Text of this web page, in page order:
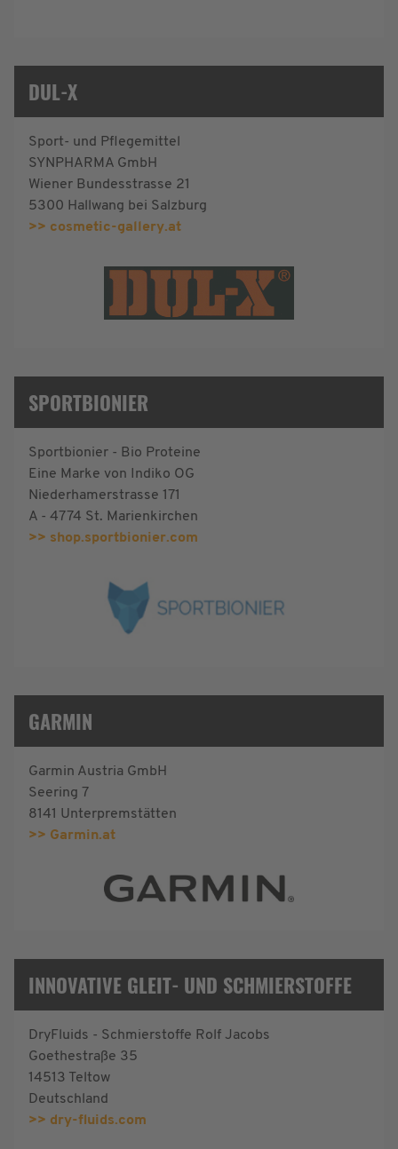
DUL-X
Sport- und Pflegemittel
SYNPHARMA GmbH
Wiener Bundesstrasse 21
5300 Hallwang bei Salzburg
>> cosmetic-gallery.at
SPORTBIONIER
Sportbionier - Bio Proteine
Eine Marke von Indiko OG
Niederhamerstrasse 171
A - 4774 St. Marienkirchen
>> shop.sportbionier.com
GARMIN
Garmin Austria GmbH
Seering 7
8141 Unterpremstätten
>> Garmin.at
INNOVATIVE GLEIT- UND SCHMIERSTOFFE
DryFluids - Schmierstoffe Rolf Jacobs
Goethestraße 35
14513 Teltow
Deutschland
>> dry-fluids.com